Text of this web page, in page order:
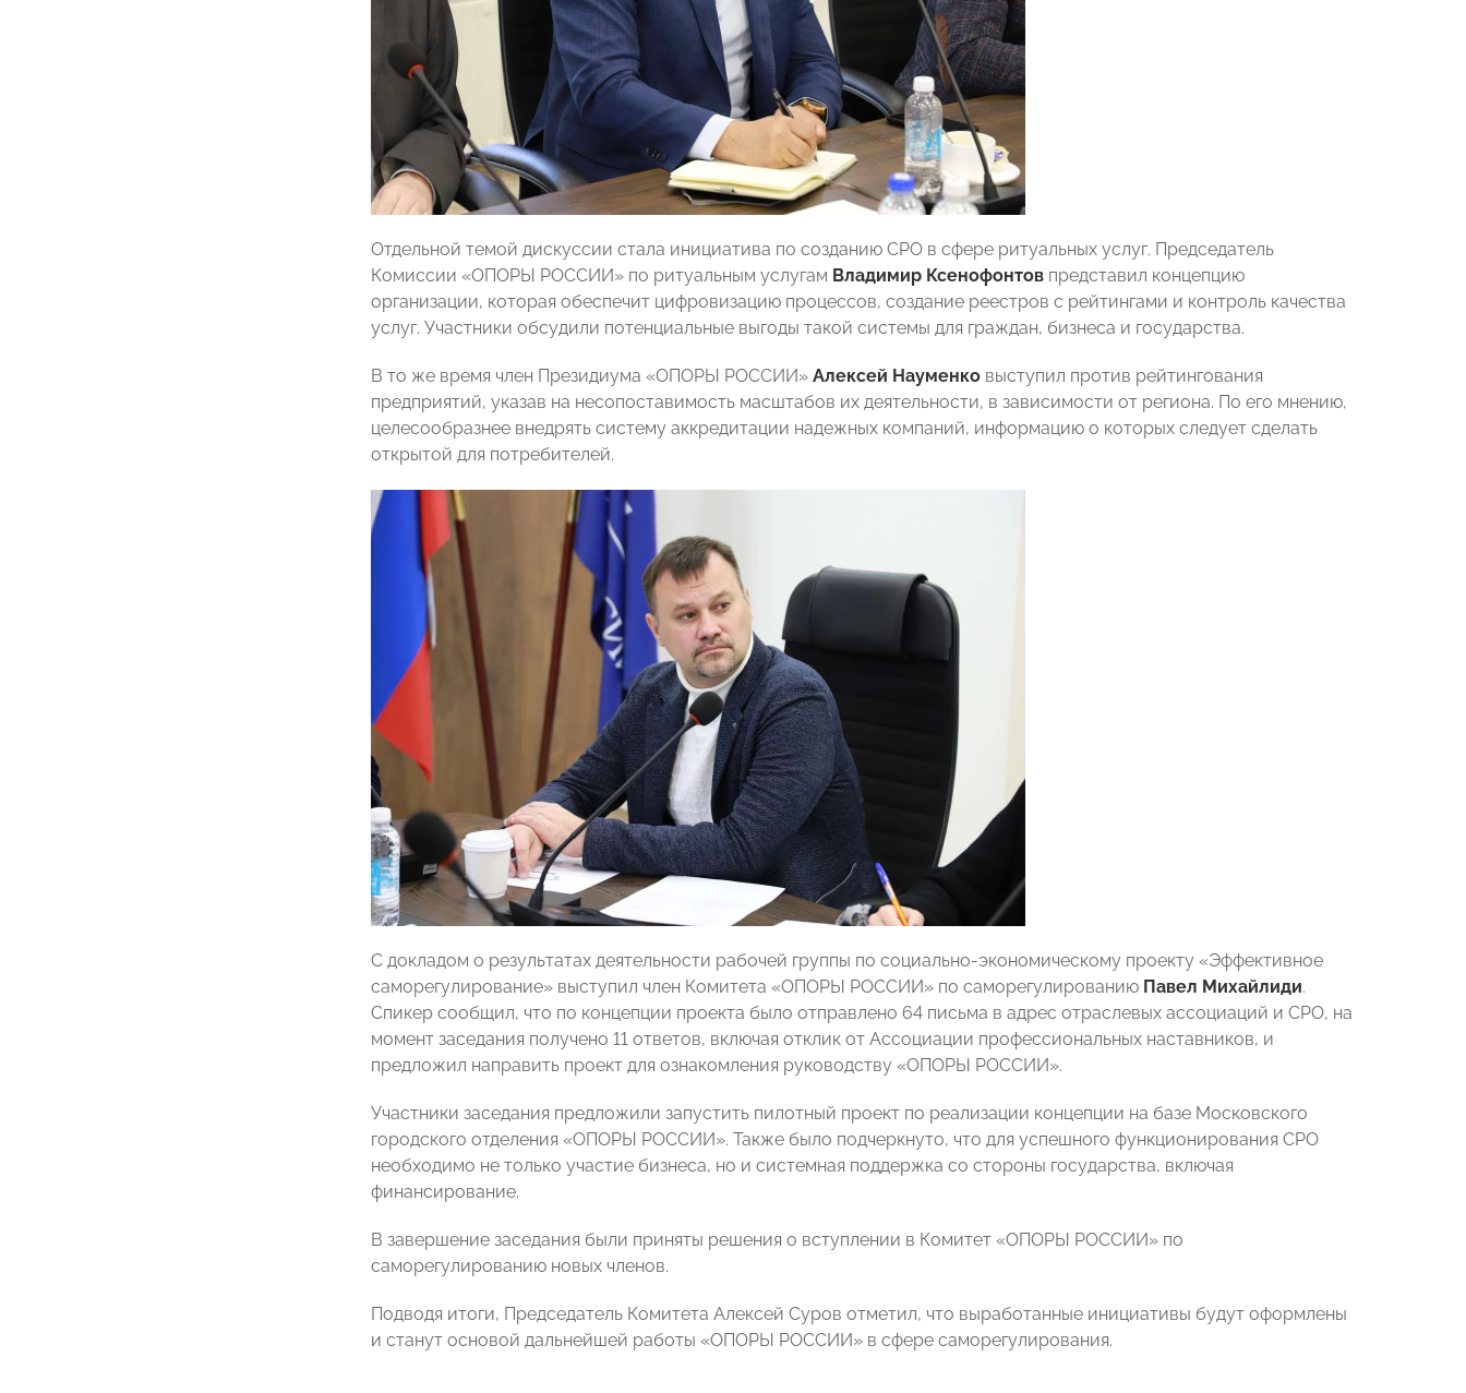
Отдельной темой дискуссии стала инициатива по созданию СРО в сфере ритуальных услуг. Председатель
Комиссии «ОПОРЫ РОССИИ» по ритуальным услугам Владимир Ксенофонтов представил концепцию
организации, которая обеспечит цифровизацию процессов, создание реестров с рейтингами и контроль качества
услуг. Участники обсудили потенциальные выгоды такой системы для граждан, бизнеса и государства.
В то же время член Президиума «ОПОРЫ РОССИИ» Алексей Науменко выступил против рейтингования
предприятий, указав на несопоставимость масштабов их деятельности, в зависимости от региона. По его мнению,
целесообразнее внедрять систему аккредитации надежных компаний, информацию о которых следует сделать
открытой для потребителей.
С докладом о результатах деятельности рабочей группы по социально-экономическому проекту «Эффективное
саморегулирование» выступил член Комитета «ОПОРЫ РОССИИ» по саморегулированию Павел Михайлиди.
Спикер сообщил, что по концепции проекта было отправлено 64 письма в адрес отраслевых ассоциаций и СРО, на
момент заседания получено 11 ответов, включая отклик от Ассоциации профессиональных наставников, и
предложил направить проект для ознакомления руководству «ОПОРЫ РОССИИ».
Участники заседания предложили запустить пилотный проект по реализации концепции на базе Московского
городского отделения «ОПОРЫ РОССИИ». Также было подчеркнуто, что для успешного функционирования СРО
необходимо не только участие бизнеса, но и системная поддержка со стороны государства, включая
финансирование.
В завершение заседания были приняты решения о вступлении в Комитет «ОПОРЫ РОССИИ» по
саморегулированию новых членов.
Подводя итоги, Председатель Комитета Алексей Суров отметил, что выработанные инициативы будут оформлены
и станут основой дальнейшей работы «ОПОРЫ РОССИИ» в сфере саморегулирования.